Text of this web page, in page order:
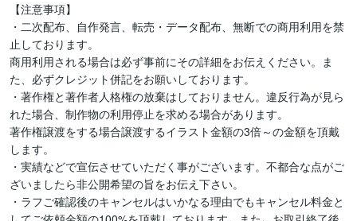
【注意事項】
・二次配布、自作発言、転売・データ配布、無断での商用利用を禁
止しております。
商用利用される場合は必ず事前にその詳細をお伝えください。ま
た、必ずクレジット併記をお願いしております。
・著作権と著作者人格権の放棄はしておりません。違反行為が見ら
れた場合、制作物の利用停止を求める場合があります。
著作権譲渡をする場合譲渡するイラスト金額の3倍～の金額を頂戴
します。
・実績などで宣伝させていただく事がございます。不都合な点がご
ざいましたら非公開希望の旨をお伝え下さい。
・ラフご確認後のキャンセルはいかなる理由でもキャンセル料金と